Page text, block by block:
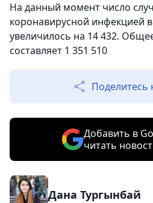
На данный момент число
коронавирусной инфекцией
увеличилось на 14 432.
составляет 1 351 510
Поделитесь
Добавить в
читать
Дана Тургынбай